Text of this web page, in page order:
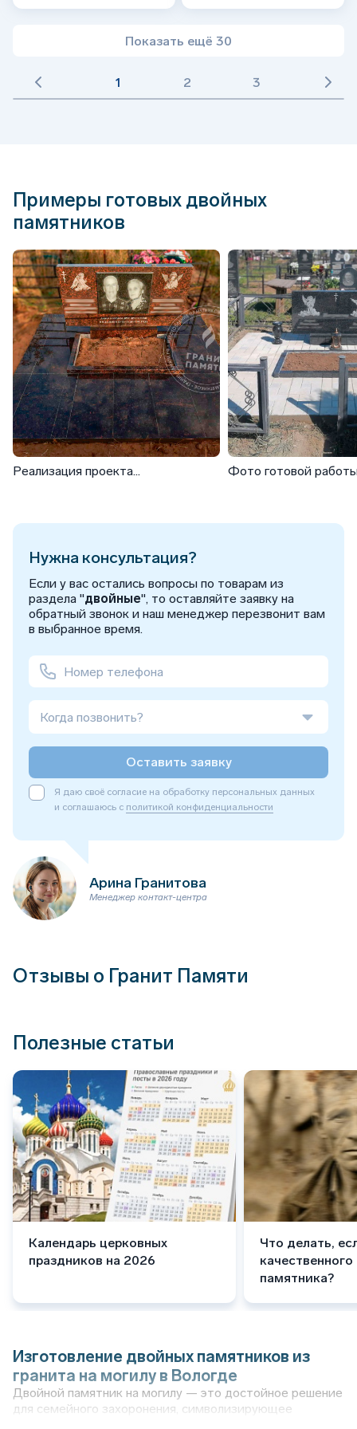
Показать ещё 30
1 2 3
Примеры готовых двойных
памятников
Реализация проекта
Фото готовой
Нужна консультация?
Если у вас остались вопросы по товарам из
раздела "двойные", то оставляйте заявку на
обратный звонок и наш менеджер перезвонит вам
в выбранное время.
Когда позвонить?
Оставить заявку
Я даю своё согласие на обработку персональных данных
и соглашаюсь с политикой конфиденциальности
Арина Гранитова
Менеджер контакт-центра
Отзывы о Гранит Памяти
Полезные статьи
Календарь церковных
праздников на 2026
Что делать,
памятника?
Изготовление двойных памятников из
гранита на могилу в Вологде
Двойной памятник на могилу — это достойное решение
для семейного захоронения, символизирующее